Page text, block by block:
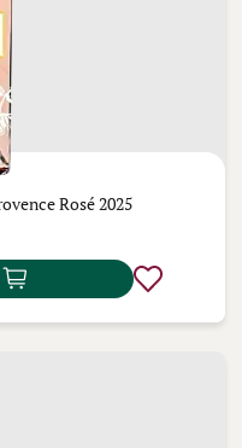
Rosé 2025